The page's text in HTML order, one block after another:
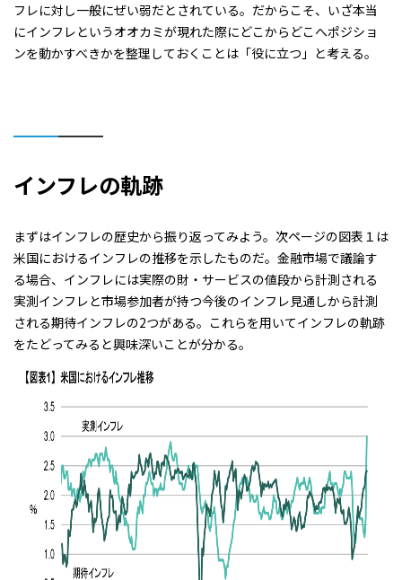
フレに対し一般にぜい弱だとされている。だからこそ、いざ本当
にインフレというオオカミが現れた際にどこからどこへポジショ
ンを動かすべきかを整理しておくことは「役に立つ」と考える。
インフレの軌跡
まずはインフレの歴史から振り返ってみよう。次ページの図表１は
米国におけるインフレの推移を示したものだ。金融市場で議論す
る場合、インフレには実際の財・サービスの値段から計測される
実測インフレと市場参加者が持つ今後のインフレ見通しから計測
される期待インフレの2つがある。これらを用いてインフレの軌跡
をたどってみると興味深いことが分かる。